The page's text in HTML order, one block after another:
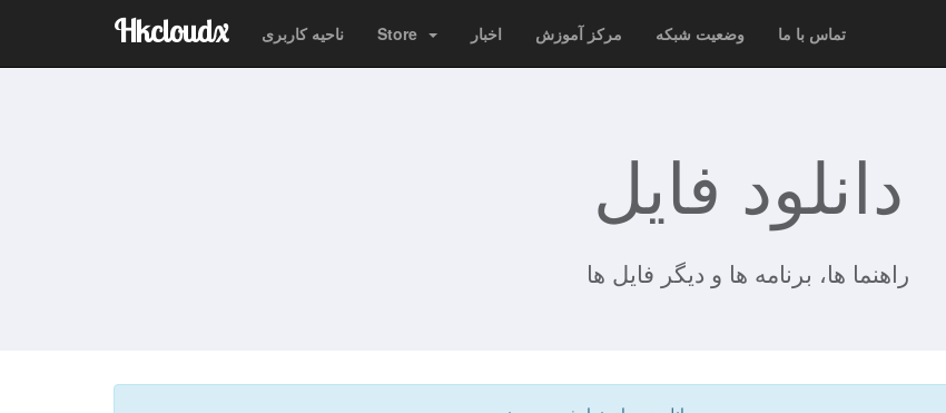
Hkcloudx ناحیه کاربری Store اخبار مرکز آموزش وضعیت شبکه تماس با ما
دانلود فایل
راهنما ها، برنامه ها و دیگر فایل ها